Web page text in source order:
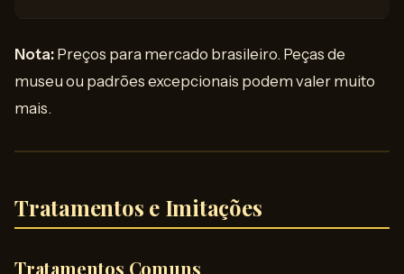
Nota: Preços para mercado brasileiro. Peças de
museu ou padrões excepcionais podem valer muito
mais.
Tratamentos e Imitações
Tratamentos Comuns